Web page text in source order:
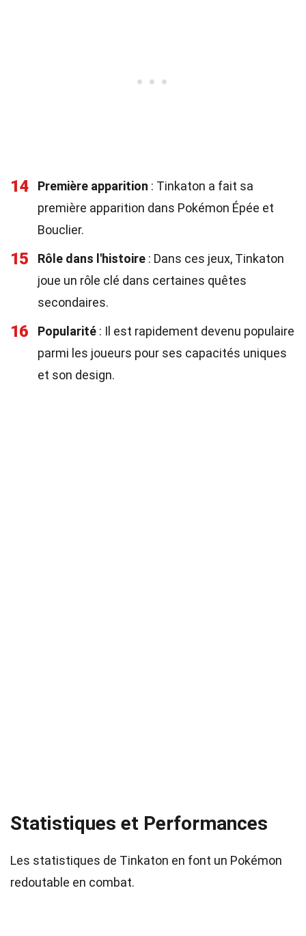
14 Première apparition : Tinkaton a fait sa
première apparition dans Pokémon Épée et
Bouclier.
15 Rôle dans l'histoire : Dans ces jeux, Tinkaton
joue un rôle clé dans certaines quêtes
secondaires.
16 Popularité : Il est rapidement devenu populaire
parmi les joueurs pour ses capacités uniques
et son design.
Statistiques et Performances
Les statistiques de Tinkaton en font un Pokémon
redoutable en combat.